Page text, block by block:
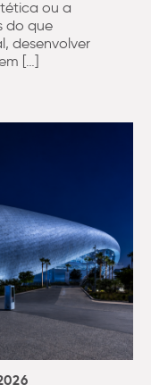
ou a
do que
desenvolver
[…]